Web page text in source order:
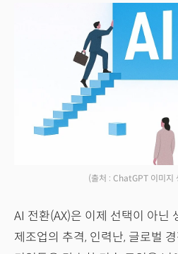
(출처 : ChatGPT 이미지
AI 전환(AX)은 이제 선택이 아닌
제조업의 추격, 인력난, 글로벌